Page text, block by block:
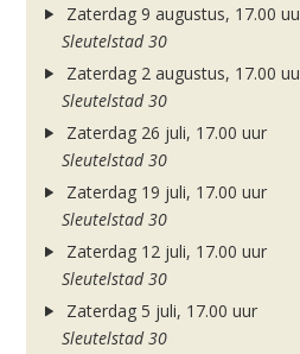
Zaterdag 9 augustus, 17.00
Sleutelstad 30
Zaterdag 2 augustus, 17.00
Sleutelstad 30
Zaterdag 26 juli, 17.00 uur
Sleutelstad 30
Zaterdag 19 juli, 17.00 uur
Sleutelstad 30
Zaterdag 12 juli, 17.00 uur
Sleutelstad 30
Zaterdag 5 juli, 17.00 uur
Sleutelstad 30